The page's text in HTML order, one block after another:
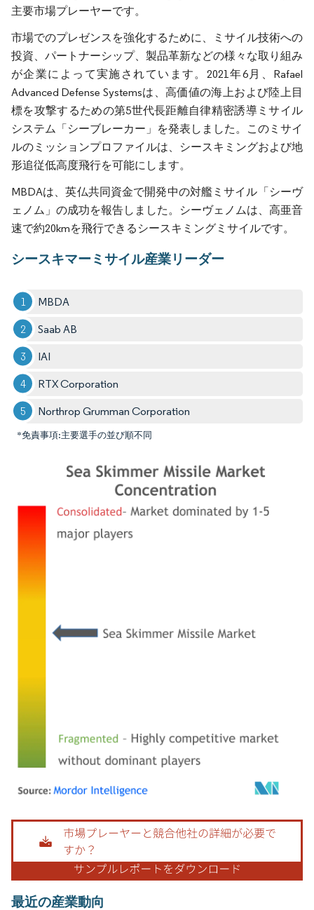
主要市場プレーヤーです。
市場でのプレゼンスを強化するために、ミサイル技術への
投資、パートナーシップ、製品革新などの様々な取り組み
が企業によって実施されています。2021年6月、Rafael
Advanced Defense Systemsは、高価値の海上および陸上目
標を攻撃するための第5世代長距離自律精密誘導ミサイル
システム「シーブレーカー」を発表しました。このミサイ
ルのミッションプロファイルは、シースキミングおよび地
形追従低高度飛行を可能にします。
MBDAは、英仏共同資金で開発中の対艦ミサイル「シーヴ
ェノム」の成功を報告しました。シーヴェノムは、高亜音
速で約20kmを飛行できるシースキミングミサイルです。
シースキマーミサイル産業リーダー
MBDA
Saab AB
IAI
RTX Corporation
Northrop Grumman Corporation
*免責事項:主要選手の並び順不同
画像 © Mordor Intelligence。再利用にはCC BY 4.0の表示が必要です。
最近の産業動向